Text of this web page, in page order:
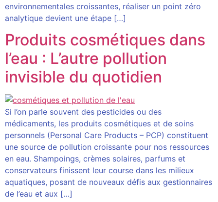
environnementales croissantes, réaliser un point zéro
analytique devient une étape […]
Produits cosmétiques dans
l’eau : L’autre pollution
invisible du quotidien
Si l’on parle souvent des pesticides ou des
médicaments, les produits cosmétiques et de soins
personnels (Personal Care Products – PCP) constituent
une source de pollution croissante pour nos ressources
en eau. Shampoings, crèmes solaires, parfums et
conservateurs finissent leur course dans les milieux
aquatiques, posant de nouveaux défis aux gestionnaires
de l’eau et aux […]